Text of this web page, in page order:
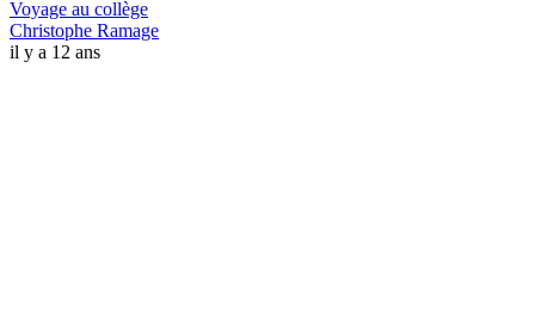
Voyage au collège
Christophe Ramage
il y a 12 ans